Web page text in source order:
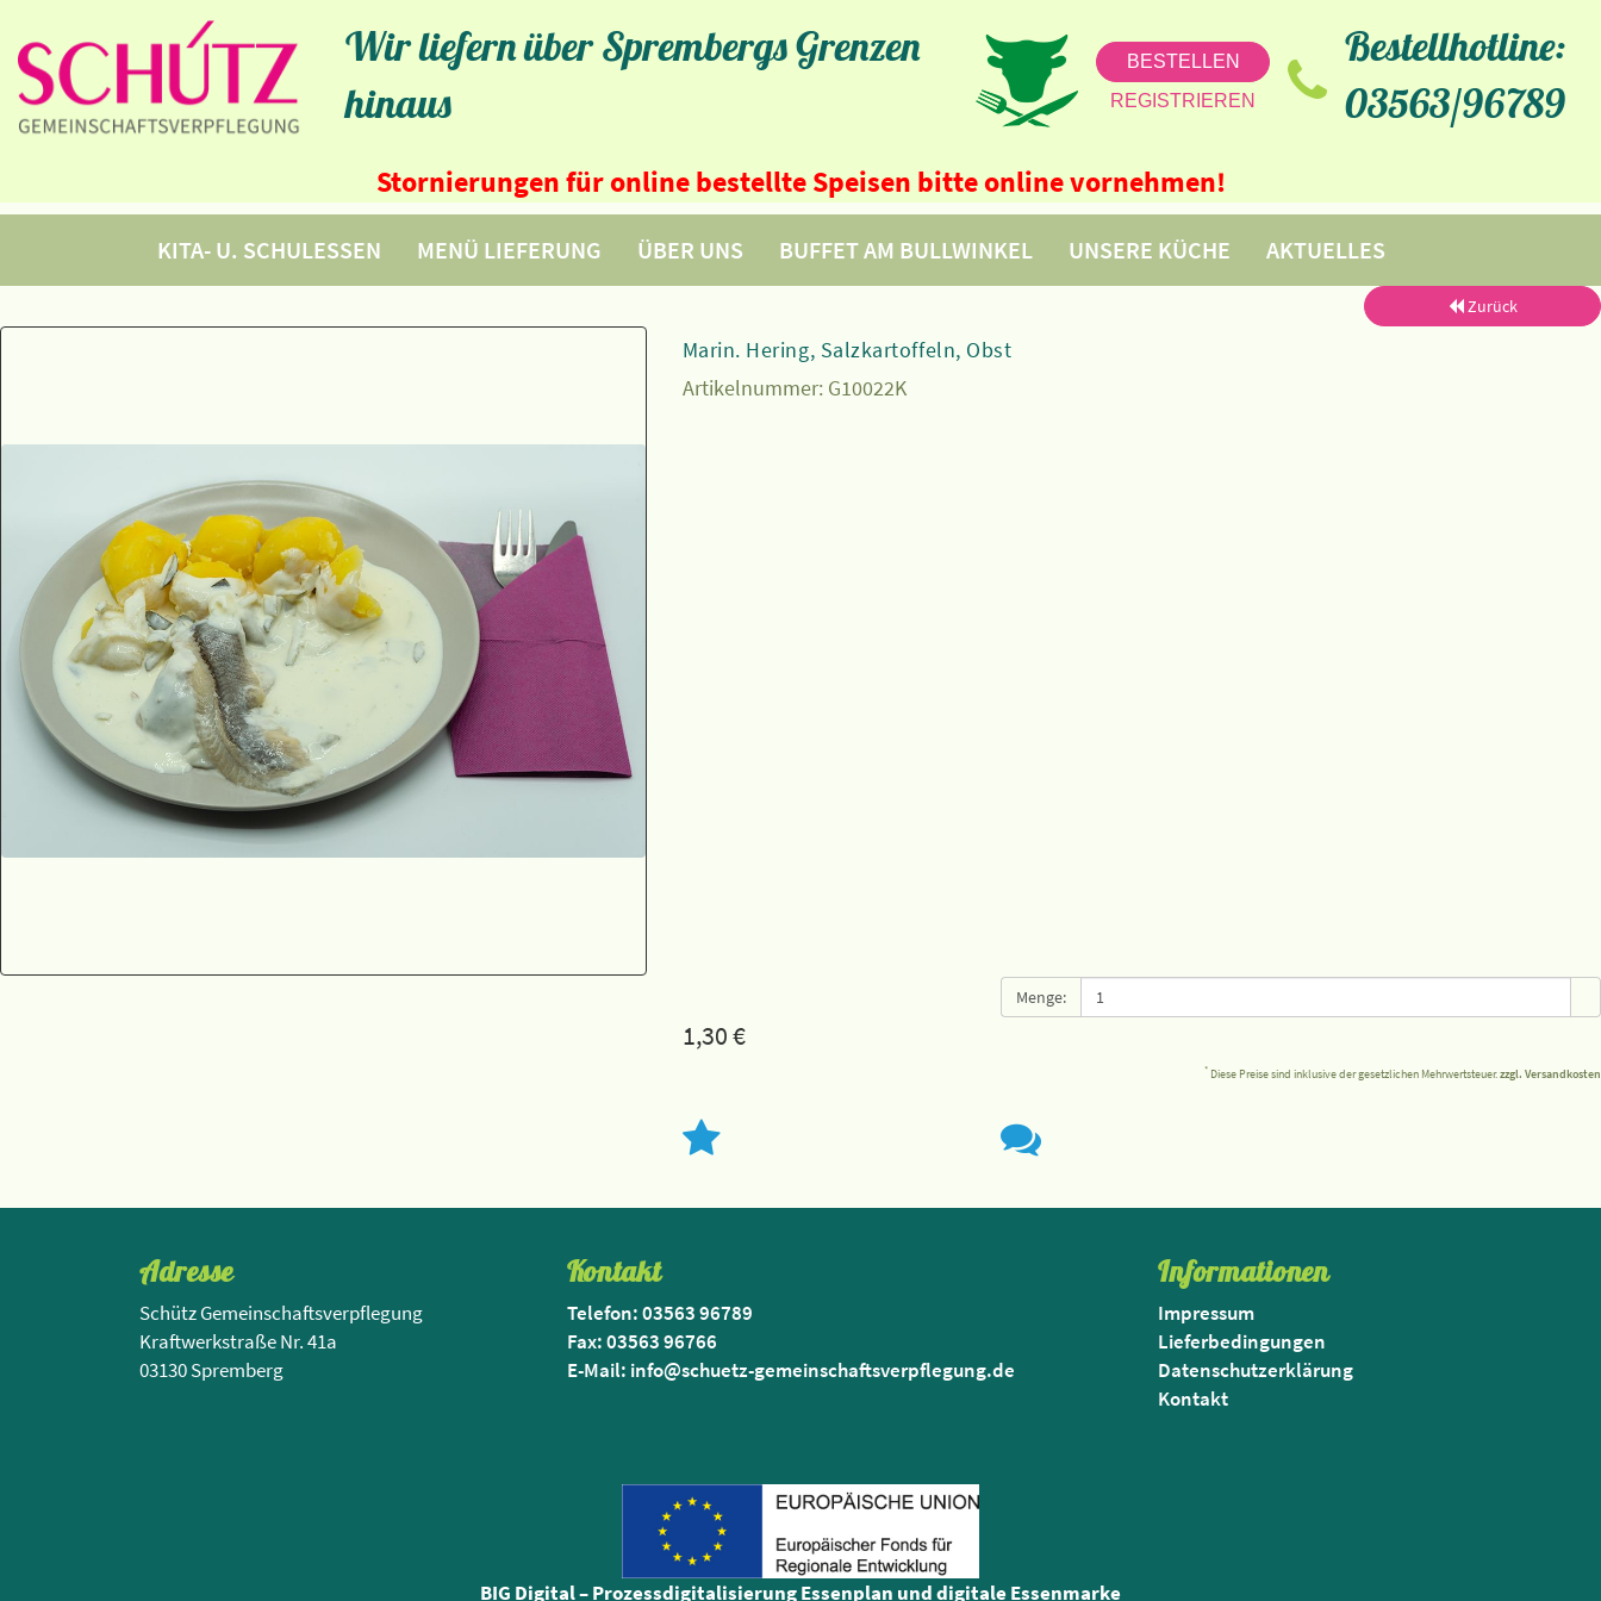
Wir liefern über Sprembergs Grenzen
hinaus
BESTELLEN
REGISTRIEREN
Bestellhotline:
03563/96789
Stornierungen für online bestellte Speisen bitte online vornehmen!
KITA- U. SCHULESSEN MENÜ LIEFERUNG ÜBER UNS BUFFET AM BULLWINKEL UNSERE KÜCHE AKTUELLES
Zurück
Marin. Hering, Salzkartoffeln, Obst
Artikelnummer: G10022K
Menge:
1,30€
* Diese Preise sind inklusive der gesetzlichen Mehrwertsteuer.zzgl. Versandkosten
Adresse
Schütz Gemeinschaftsverpflegung
Kraftwerkstraße Nr. 41a
03130 Spremberg
Kontakt
Telefon: 03563 96789
Fax: 03563 96766
E-Mail: info@schuetz-gemeinschaftsverpflegung.de
Informationen
Impressum
Lieferbedingungen
Datenschutzerklärung
Kontakt
BIG Digital – Prozessdigitalisierung Essenplan und digitale Essenmarke